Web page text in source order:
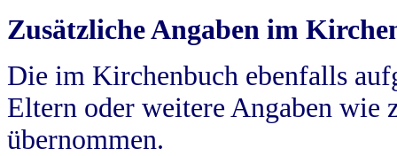
Zusätzliche Angaben im
Die im Kirchenbuch ebenfalls
Eltern oder weitere Angaben wie
übernommen.